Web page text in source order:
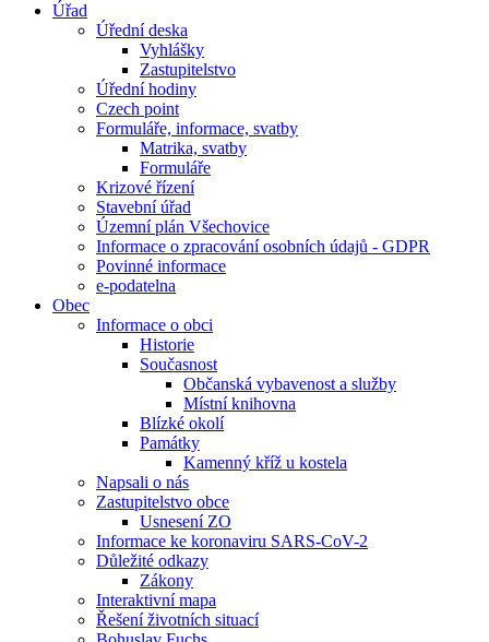
Úřad
Úřední deska
Vyhlášky
Zastupitelstvo
Úřední hodiny
Czech point
Formuláře, informace, svatby
Matrika, svatby
Formuláře
Krizové řízení
Stavební úřad
Územní plán Všechovice
Informace o zpracování osobních údajů - GDPR
Povinné informace
e-podatelna
Obec
Informace o obci
Historie
Současnost
Občanská vybavenost a služby
Místní knihovna
Blízké okolí
Památky
Kamenný kříž u kostela
Napsali o nás
Zastupitelstvo obce
Usnesení ZO
Informace ke koronaviru SARS-CoV-2
Důležité odkazy
Zákony
Interaktivní mapa
Řešení životních situací